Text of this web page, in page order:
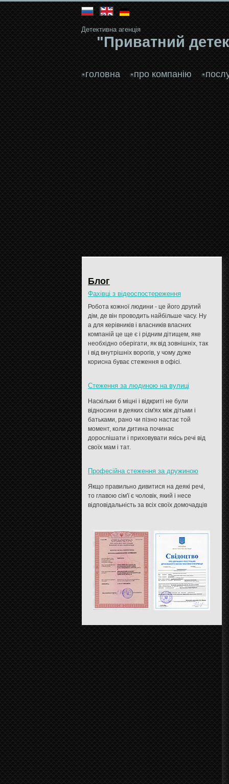
Детективна агенція
"Приватний
головна про компанію
Блог
Фахівці з відеоспостереження
Робота кожної людини - це його другий
дім, де він проводить найбільше часу. Ну
а для керівників і власників власних
компаній це ще є і рідним дітищем, яке
необхідно оберігати, як від зовнішніх, так
і від внутрішніх ворогів, у чому дуже
корисна буває стеження в офісі.
Стеження за людиною на вулиці
Наскільки б міцні і відкриті не були
відносини в деяких сім'ях між дітьми і
батьками, рано чи пізно настає той
момент, коли дитина починає
дорослішати і приховувати якісь речі від
своїх мам і тат.
Професійна стеження за дружиною
Якщо правильно дивитися на деякі речі,
то главою сім'ї є чоловік, який і несе
відповідальність за всіх своїх домочадців